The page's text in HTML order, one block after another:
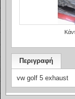
Περιγραφή
vw golf 5 exhaust